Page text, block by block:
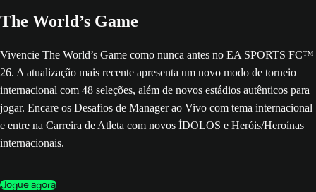
The World’s Game
Vivencie The World’s Game como nunca antes no EA SPORTS FC™
26. A atualização mais recente apresenta um novo modo de torneio
internacional com 48 seleções, além de novos estádios autênticos para
jogar. Encare os Desafios de Manager ao Vivo com tema internacional
e entre na Carreira de Atleta com novos ÍDOLOS e Heróis/Heroínas
internacionais.
Jogue agora